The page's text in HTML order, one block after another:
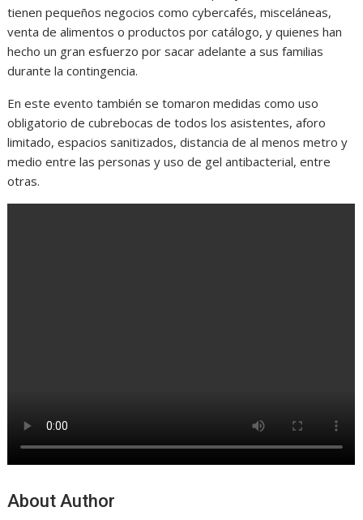
tienen pequeños negocios como cybercafés, misceláneas,
venta de alimentos o productos por catálogo, y quienes han
hecho un gran esfuerzo por sacar adelante a sus familias
durante la contingencia.
En este evento también se tomaron medidas como uso
obligatorio de cubrebocas de todos los asistentes, aforo
limitado, espacios sanitizados, distancia de al menos metro y
medio entre las personas y uso de gel antibacterial, entre
otras.
About Author